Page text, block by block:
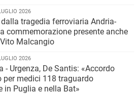
2026
tragedia ferroviaria Andria-
commemorazione presente anche
Malcangio
2026
- Urgenza, De Santis: «Accordo
per medici 118 traguardo
in Puglia e nella Bat»